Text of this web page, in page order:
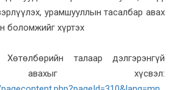
урамшууллын тасалбар авах
боломжийг хүртэх
талаар дэлгэрэнгүй
авахыг хүсвэл: